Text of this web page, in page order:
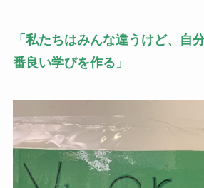
「私たちはみんな違うけど、自
番良い学びを作る」